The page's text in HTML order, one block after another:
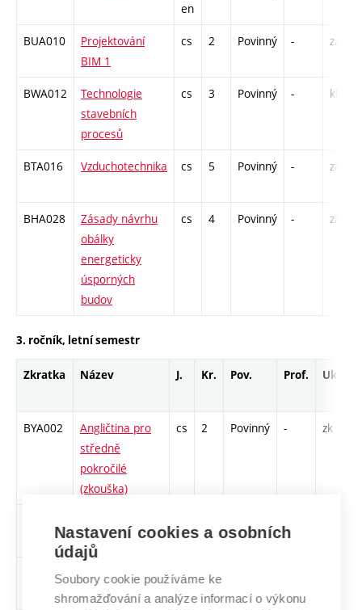
en
BUA010
Projektování
BIM 1
cs 2 Povinný - zá
BWA012
Technologie
stavebních
procesů
cs 3 Povinný - kl
BTA016 Vzduchotechnika cs 5 Povinný - zá,zk
BHA028
Zásady návrhu
obálky
energeticky
úsporných
budov
cs 4 Povinný - zá,zk
3. ročník, letní semestr
Zkratka Název J. Kr. Pov. Prof. Uk.
BYA002
Angličtina pro
středně
pokročilé
(zkouška)
cs 2 Povinný - zk
konstrukce
BHA029 Dřevostavby cs
Nastavení cookies a osobních
údajů
Soubory cookie používáme ke
shromažďování a analýze informací o výkonu